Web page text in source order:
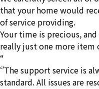
that your home would
of service providing.
Your time is precious,
really just one more
“
‘’The support service is
standard. All issues are